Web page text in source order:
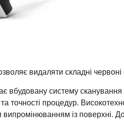
видаляти складні
вбудовану систему
точності процедур.
випромінюванням із поверхні.